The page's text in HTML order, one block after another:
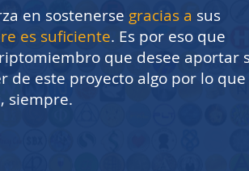
en sostenerse gracias a sus
es suficiente. Es por eso que
que desee aportar
de este proyecto algo por lo que
siempre.